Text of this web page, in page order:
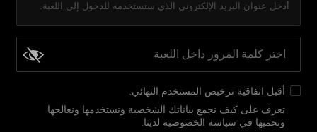
أدخل عنوان البريد الإلكتروني الذي ستستخدمه للدخول إلى اللعبة.
أقبل اتفاقية ترخيص المستخدم النهائي
تعرف على كيف نجمع بياناتك الشخصية ونستخدمها ونعالجها
ونحميها في سياسة الخصوصية لدينا